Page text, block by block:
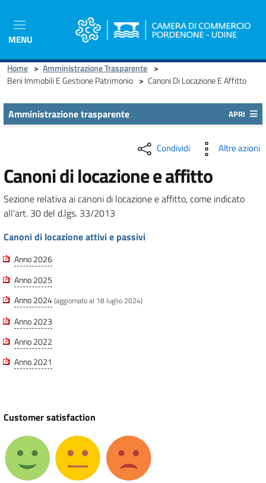
contenuto
MENU
Home > Amministrazione Trasparente >
Beni Immobili E Gestione Patrimonio > Canoni Di Locazione E Affitto
Amministrazione trasparente APRI
Condividi Altre azioni
Canoni di locazione e affitto
Sezione relativa ai canoni di locazione e affitto, come indicato
all'art. 30 del d.lgs. 33/2013
Canoni di locazione attivi e passivi
Anno 2026
Anno 2025
Anno 2024(aggiornato al 18 luglio 2024)
Anno 2023
Anno 2022
Anno 2021
Customer satisfaction